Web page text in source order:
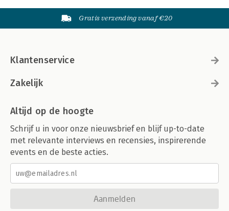
Gratis verzending vanaf €20
Klantenservice
Zakelijk
Altijd op de hoogte
Schrijf u in voor onze nieuwsbrief en blijf up-to-date
met relevante interviews en recensies, inspirerende
events en de beste acties.
Aanmelden